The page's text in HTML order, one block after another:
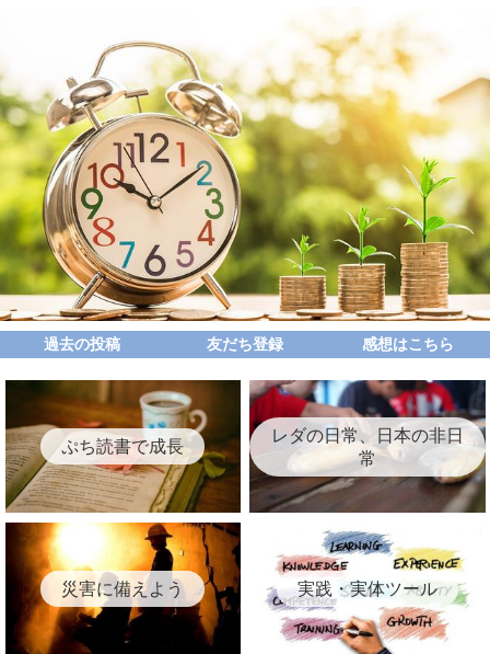
過去の投稿 友だち登録 感想はこちら
ぷち読書で成長
レダの日常、日本の非日
常
災害に備えよう 実践・実体ツール